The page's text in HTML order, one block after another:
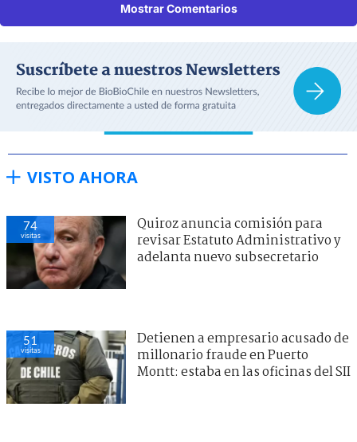
Mostrar Comentarios
VISTO AHORA
74
visitas
Quiroz anuncia comisión para
revisar Estatuto Administrativo y
adelanta nuevo subsecretario
51
visitas
Detienen a empresario acusado de
millonario fraude en Puerto
Montt: estaba en las oficinas del SII